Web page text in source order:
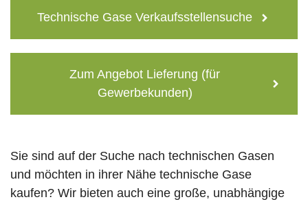
Technische Gase Verkaufsstellensuche
Zum Angebot Lieferung (für
Gewerbekunden)
Sie sind auf der Suche nach technischen Gasen
und möchten in ihrer Nähe technische Gase
kaufen? Wir bieten auch eine große, unabhängige